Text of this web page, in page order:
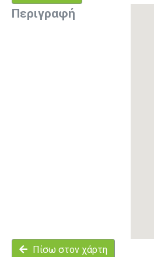
Περιγραφή
Πίσω στον χάρτη